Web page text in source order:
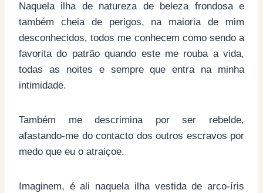
Naquela ilha de natureza de beleza frondosa e
também cheia de perigos, na maioria de mim
desconhecidos, todos me conhecem como sendo a
favorita do patrão quando este me rouba a vida,
todas as noites e sempre que entra na minha
intimidade.
Também me descrimina por ser rebelde,
afastando-me do contacto dos outros escravos por
medo que eu o atraiçoe.
Imaginem, é ali naquela ilha vestida de arco-íris